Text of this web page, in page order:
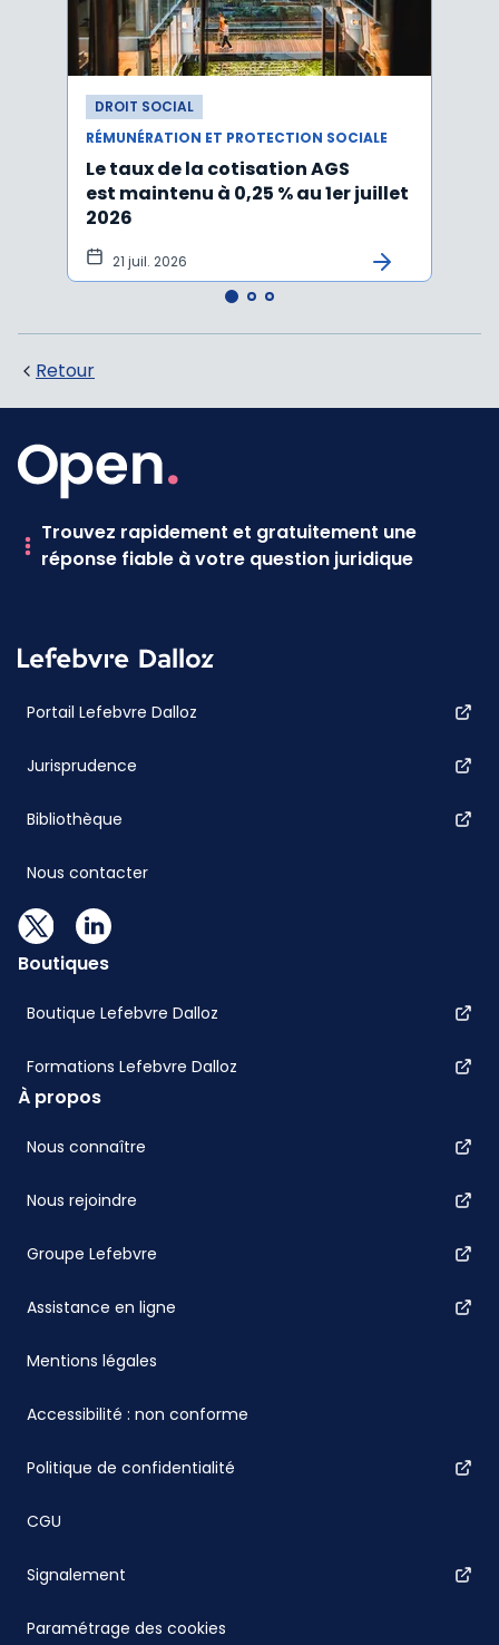
DROIT SOCIAL
RÉMUNÉRATION ET PROTECTION SOCIALE
Le taux de la cotisation AGS
est maintenu à 0,25 % au 1er juillet
2026
21 juil. 2026
Retour
Trouvez rapidement et gratuitement une
réponse fiable à votre question juridique
Portail Lefebvre Dalloz
Jurisprudence
Bibliothèque
Nous contacter
Boutiques
Boutique Lefebvre Dalloz
Formations Lefebvre Dalloz
À propos
Nous connaître
Nous rejoindre
Groupe Lefebvre
Assistance en ligne
Mentions légales
Accessibilité : non conforme
Politique de confidentialité
CGU
Signalement
Paramétrage des cookies